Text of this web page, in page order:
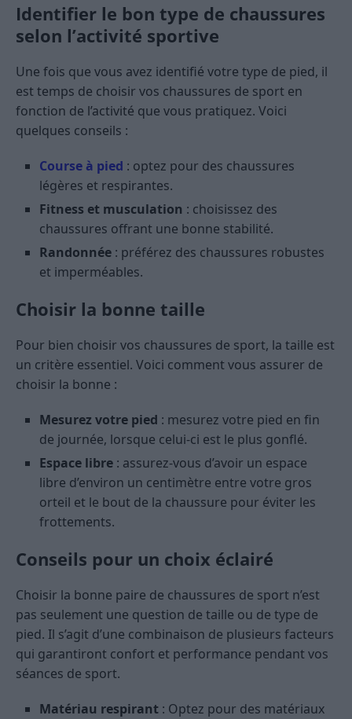
Identifier le bon type de chaussures
selon l’activité sportive
Une fois que vous avez identifié votre type de pied, il
est temps de choisir vos chaussures de sport en
fonction de l’activité que vous pratiquez. Voici
quelques conseils :
Course à pied : optez pour des chaussures
légères et respirantes.
Fitness et musculation : choisissez des
chaussures offrant une bonne stabilité.
Randonnée : préférez des chaussures robustes
et imperméables.
Choisir la bonne taille
Pour bien choisir vos chaussures de sport, la taille est
un critère essentiel. Voici comment vous assurer de
choisir la bonne :
Mesurez votre pied : mesurez votre pied en fin
de journée, lorsque celui-ci est le plus gonflé.
Espace libre : assurez-vous d’avoir un espace
libre d’environ un centimètre entre votre gros
orteil et le bout de la chaussure pour éviter les
frottements.
Conseils pour un choix éclairé
Choisir la bonne paire de chaussures de sport n’est
pas seulement une question de taille ou de type de
pied. Il s’agit d’une combinaison de plusieurs facteurs
qui garantiront confort et performance pendant vos
séances de sport.
Matériau respirant : Optez pour des matériaux